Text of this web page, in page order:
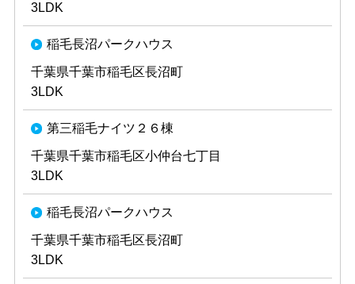
3LDK
稲毛長沼パークハウス
千葉県千葉市稲毛区長沼町
3LDK
第三稲毛ナイツ２６棟
千葉県千葉市稲毛区小仲台七丁目
3LDK
稲毛長沼パークハウス
千葉県千葉市稲毛区長沼町
3LDK